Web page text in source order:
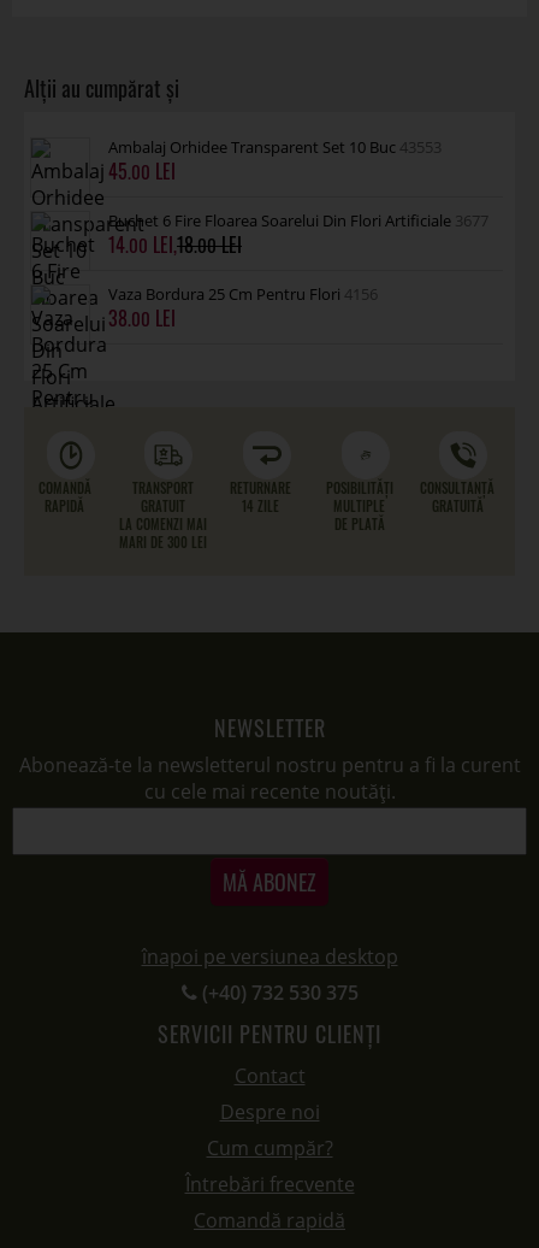
Ambalaj Orhidee Transparent Set 10 Buc 43553
45.00
Buchet 6 Fire Floarea Soarelui Din Flori Artificiale 3677
14.00 ,18.00
Vaza Bordura 25 Cm Pentru Flori 4156
38.00
COMANDĂ
RAPIDĂ
TRANSPORT
GRATUIT
LA COMENZI MAI
MARI DE 300 LEI
RETURNARE
14 ZILE
POSIBILITĂȚI
MULTIPLE
DE PLATĂ
CONSULTANȚĂ
GRATUITĂ
NEWSLETTER
Abonează-te la newsletterul nostru pentru a fi la curent
cu cele mai recente noutăți.
MĂ ABONEZ
înapoi pe versiunea desktop
(+40) 732 530 375
SERVICII PENTRU CLIENȚI
Contact
Despre noi
Cum cumpăr?
Întrebări frecvente
Comandă rapidă